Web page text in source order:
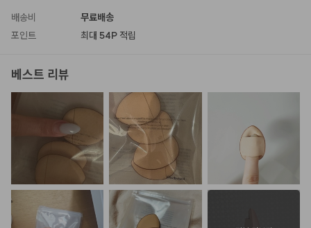
배송비
무료배송
포인트
최대 54P 적립
베스트 리뷰